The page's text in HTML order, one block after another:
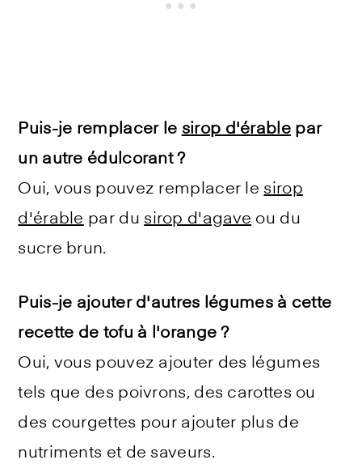
Puis-je remplacer le sirop d'érablepar
un autre édulcorant ?
Oui, vous pouvez remplacer le sirop
d'érable par du sirop d'agave ou du
sucre brun.
Puis-je ajouter d'autres légumes à cette
recette de tofu à l'orange ?
Oui, vous pouvez ajouter des légumes
tels que des poivrons, des carottes ou
des courgettes pour ajouter plus de
nutriments et de saveurs.